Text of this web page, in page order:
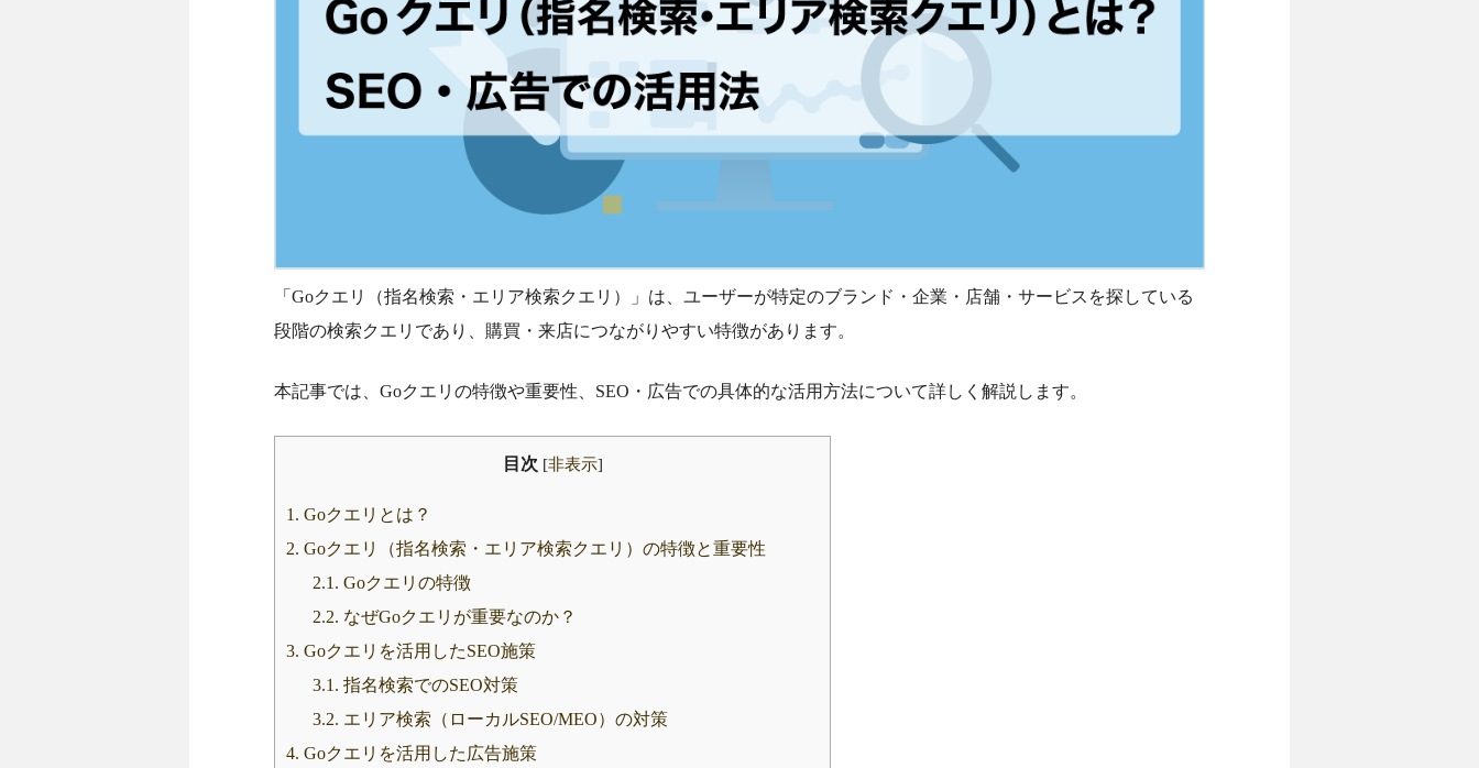
「Goクエリ（指名検索・エリア検索クエリ）」は、ユーザーが特定のブランド・企業・店舗・サービスを探している
段階の検索クエリであり、購買・来店につながりやすい特徴があります。
本記事では、Goクエリの特徴や重要性、SEO・広告での具体的な活用方法について詳しく解説します。
目次 [非表示]
1. Goクエリとは？
2. Goクエリ（指名検索・エリア検索クエリ）の特徴と重要性
2.1. Goクエリの特徴
2.2. なぜGoクエリが重要なのか？
3. Goクエリを活用したSEO施策
3.1. 指名検索でのSEO対策
3.2. エリア検索（ローカルSEO/MEO）の対策
4. Goクエリを活用した広告施策